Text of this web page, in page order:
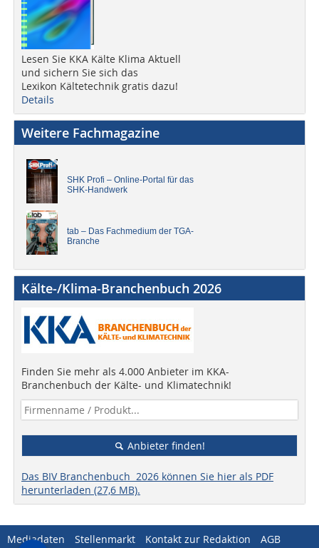
Lesen Sie KKA Kälte Klima Aktuell
und sichern Sie sich das
Lexikon Kältetechnik gratis dazu!
Details
Weitere Fachmagazine
SHK Profi – Online-Portal für das
SHK-Handwerk
tab – Das Fachmedium der TGA-
Branche
Kälte-/Klima-Branchenbuch 2026
Finden Sie mehr als 4.000 Anbieter im KKA-
Branchenbuch der Kälte- und Klimatechnik!
Anbieter finden!
Das BIV Branchenbuch 2026 können Sie hier als PDF
herunterladen (27,6 MB).
Mediadaten Stellenmarkt Kontakt zur Redaktion
AGB